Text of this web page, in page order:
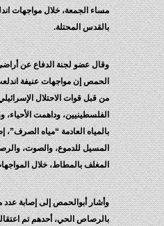
مساء الجمعة، خلال مواجهات
بالقدس المحتلة.
وقال عضو لجنة الدفاع عن
الحمص إن مواجهات عنيفة
من قبل قوات الاحتلال
الفلسطينيين، وداهمت
بالمياه العادمة “مياه الصرف”،
المسيل للدموع، والصوت،
المغلف بالمطاط، خلال
وأشار أبوالحمص إلى إصابة
بالرصاص الحي، أحدهم تم